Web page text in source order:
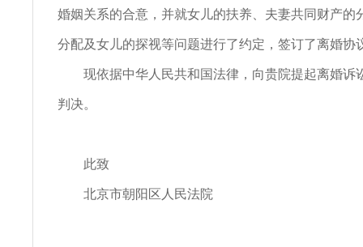
婚姻关系的合意，并就女儿的扶养、夫妻共同财产的
分配及女儿的探视等问题进行了约定，签订了离婚协
现依据中华人民共和国法律，向贵院提起离婚诉
判决。
此致
北京市朝阳区人民法院